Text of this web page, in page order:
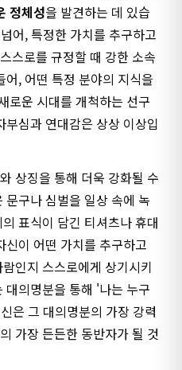
정체성을 발견하는 데 있습
어, 특정한 가치를 추구하고
스로를 규정할 때 강한 소속
, 어떤 특정 분야의 지식을
로운 시대를 개척하는 선구
심과 연대감은 상상 이상입
상징을 통해 더욱 강화될 수
구나 심벌을 일상 속에 녹
표식이 담긴 티셔츠나 휴대
이 어떤 가치를 추구하고
인지 스스로에게 상기시키
의명분을 통해 '나는 누구
은 그 대의명분의 가장 강력
가장 든든한 동반자가 될 것